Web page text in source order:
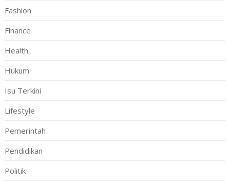
Fashion
Finance
Health
Hukum
Isu Terkini
Lifestyle
Pemerintah
Pendidikan
Politik